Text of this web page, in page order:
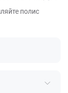
полис